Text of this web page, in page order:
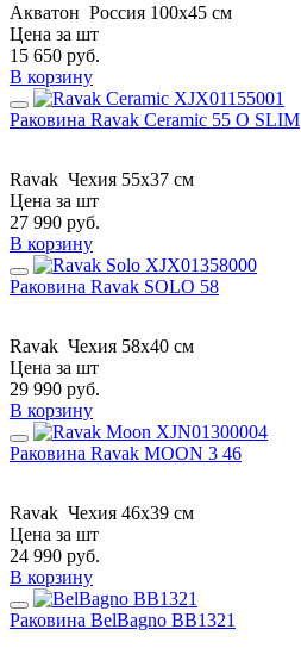
Акватон Россия 100x45 см
Цена за шт
15 650 руб.
В корзину
Раковина Ravak Ceramic 55 O SLIM
Ravak Чехия 55x37 см
Цена за шт
27 990 руб.
В корзину
Раковина Ravak SOLO 58
Ravak Чехия 58x40 см
Цена за шт
29 990 руб.
В корзину
Раковина Ravak MOON 3 46
Ravak Чехия 46x39 см
Цена за шт
24 990 руб.
В корзину
Раковина BelBagno BB1321